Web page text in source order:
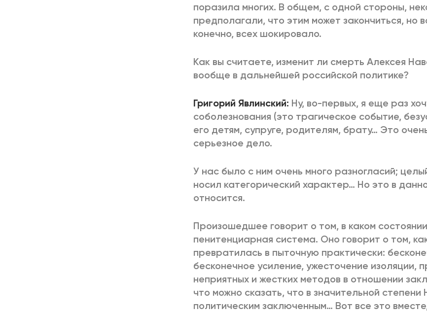
поразила многих. В общем, с одной стороны,
предполагали, что этим может закончиться, но
конечно, всех шокировало.
Как вы считаете, изменит ли смерть Алексея
вообще в дальнейшей российской политике?
Григорий Явлинский: Ну, во-первых, я еще раз
соболезнования (это трагическое событие,
его детям, супруге, родителям, брату… Это
серьезное дело.
У нас было с ним очень много разногласий;
носил категорический характер… Но это в
относится.
Произошедшее говорит о том, в каком
пенитенциарная система. Оно говорит о том,
превратилась в пыточную практически:
бесконечное усиление, ужесточение изоляции,
неприятных и жестких методов в отношении
что можно сказать, что в значительной
политическим заключенным… Вот все это